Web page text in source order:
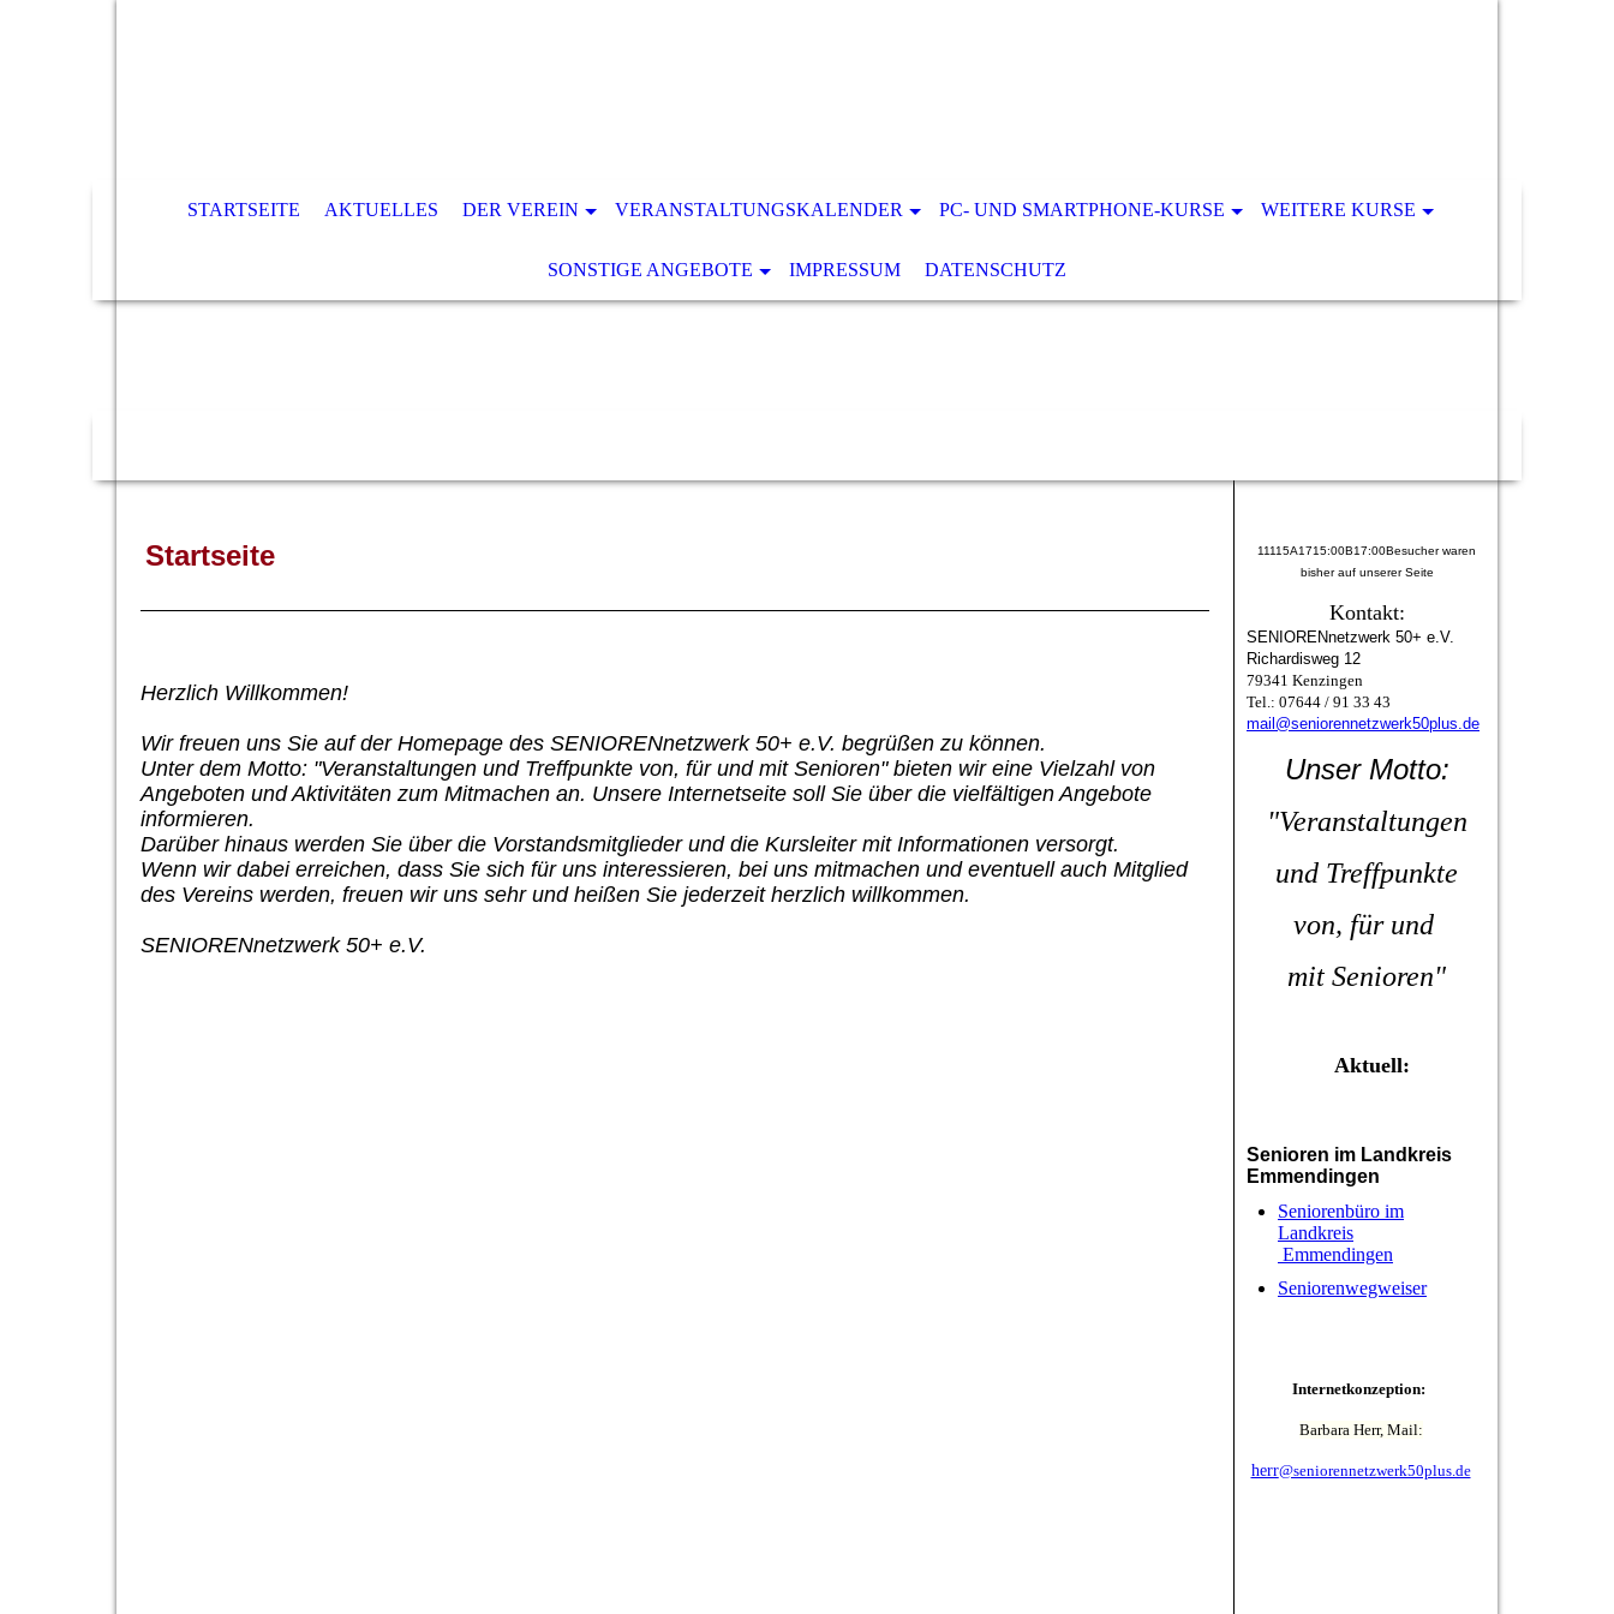
STARTSEITE AKTUELLES DER VEREIN VERANSTALTUNGSKALENDER PC- UND SMARTPHONE-KURSE WEITERE KURSE
SONSTIGE ANGEBOTE IMPRESSUM DATENSCHUTZ
Startseite
Herzlich Willkommen!
Wir freuen uns Sie auf der Homepage des SENIORENnetzwerk 50+ e.V. begrüßen zu können.
Unter dem Motto: "Veranstaltungen und Treffpunkte von, für und mit Senioren" bieten wir eine Vielzahl von
Angeboten und Aktivitäten zum Mitmachen an. Unsere Internetseite soll Sie über die vielfältigen Angebote
informieren.
Darüber hinaus werden Sie über die Vorstandsmitglieder und die Kursleiter mit Informationen versorgt.
Wenn wir dabei erreichen, dass Sie sich für uns interessieren, bei uns mitmachen und eventuell auch Mitglied
des Vereins werden, freuen wir uns sehr und heißen Sie jederzeit herzlich willkommen.
SENIORENnetzwerk 50+ e.V.
11115A1715:00B17:00Besucher waren
bisher auf unserer Seite
Kontakt:
SENIORENnetzwerk 50+ e.V.
Richardisweg 12
79341 Kenzingen
Tel.: 07644 / 91 33 43
mail@seniorennetzwerk50plus.de
Unser Motto:
"Veranstaltungen
und Treffpunkte
von, für und
mit Senioren"
Aktuell:
Senioren im Landkreis
Emmendingen
Seniorenbüro im
Landkreis
Emmendingen
Seniorenwegweiser
Internetkonzeption:
Barbara Herr, Mail:
herr@seniorennetzwerk50plus.de